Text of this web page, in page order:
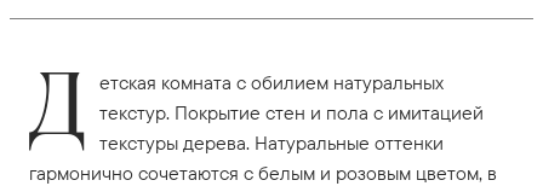
Д етская комната с обилием натуральных
текстур. Покрытие стен и пола с имитацией
текстуры дерева. Натуральные оттенки
гармонично сочетаются с белым и розовым цветом, в